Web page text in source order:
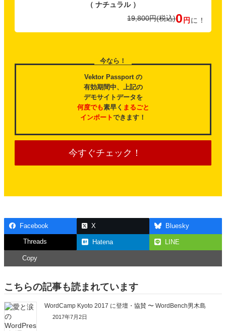
（ ナチュラル ）
19,800円(税込)0 円 に！
今なら！
Vektor Passport の
有効期間中、上記の
デモサイトデータを
何度でも素早く まるごと
インポートできます！
今すぐチェック！
Facebook X Bluesky
Threads Hatena LINE
Copy
こちらの記事も読まれています
WordCamp Kyoto 2017 に登壇・協賛 〜 WordBench男木島
2017年7月2日